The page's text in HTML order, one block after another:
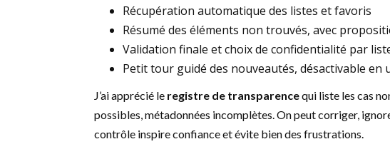
Récupération automatique des listes et favoris
Résumé des éléments non trouvés, avec
Validation finale et choix de confidentialité par
Petit tour guidé des nouveautés, désactivable en
J’ai apprécié le registre de transparencequi liste les cas
possibles, métadonnées incomplètes. On peut corriger,
contrôle inspire confiance et évite bien des frustrations.